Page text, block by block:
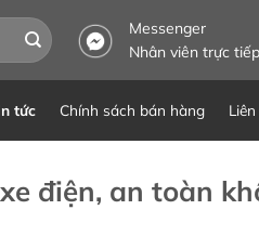
Messenger
Nhân viên trực tiếp
tức Chính sách bán hàng
điện, an toàn